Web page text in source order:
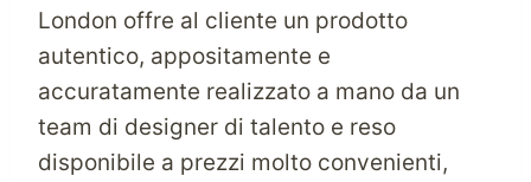
London offre al cliente un prodotto
autentico, appositamente e
accuratamente realizzato a mano da un
team di designer di talento e reso
disponibile a prezzi molto convenienti,